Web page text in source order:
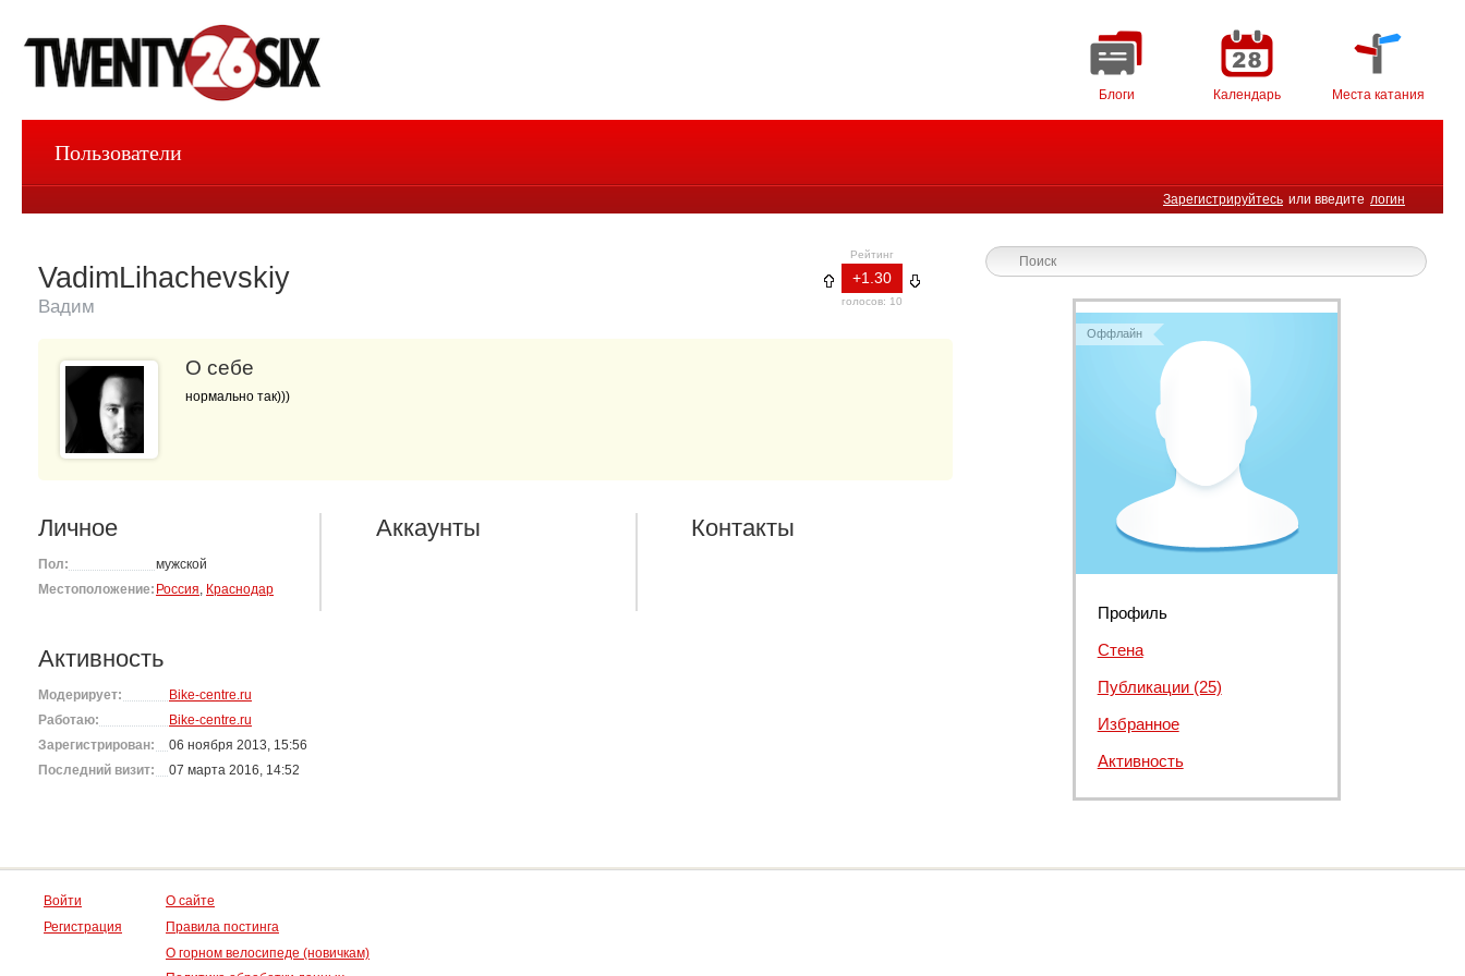
Блоги Календарь Места катания
Зарегистрируйтесь или введите логин
Пользователи
Рейтинг
+1.30
голосов: 10
VadimLihachevskiy
Вадим
О себе
нормально так)))
Личное
Пол:
мужской
Местоположение: Россия, Краснодар
Аккаунты Контакты
Активность
Модерирует:
Bike-centre.ru
Работаю:
Bike-centre.ru
Зарегистрирован:
06 ноября 2013, 15:56
Последний визит:
07 марта 2016, 14:52
Оффлайн
Профиль
Стена
Публикации (25)
Избранное
Активность
Войти
Регистрация
О сайте
Правила постинга
О горном велосипеде (новичкам)